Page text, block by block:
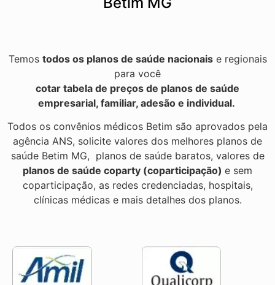
Temos todos os planos de saúde nacionaise regionais
para você
cotar tabela de preços de planos de saúde
empresarial, familiar, adesão e individual.
Todos os convênios médicos Betim são aprovados pela
agência ANS, solicite valores dos melhores planos de
saúde Betim MG, planos de saúde baratos, valores de
planos de saúde coparty (coparticipação) e sem
coparticipação, as redes credenciadas, hospitais,
clínicas médicas e mais detalhes dos planos.